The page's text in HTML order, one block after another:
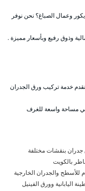
وعمال الصباغ؟ نحن نوفر
وذوق رفيع وبأسعار مميزة .
خدمة تركيب ورق الجدران
مساحة واسعة للغرف
جدران بنقشات مختلفة
بالكويت
للأسطح والجدران الخارجية
اليابانية وورق الفينيل